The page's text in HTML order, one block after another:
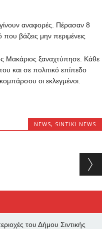
αναφορές. Πέρασαν 8
βάζεις μην περιμένεις
ξαναχτύπησε. Κάθε
και σε πολιτικό επίπεδο
οι εκλεγμένοι.
NEWS, SINTIKI NEWS
του Δήμου Σιντικής